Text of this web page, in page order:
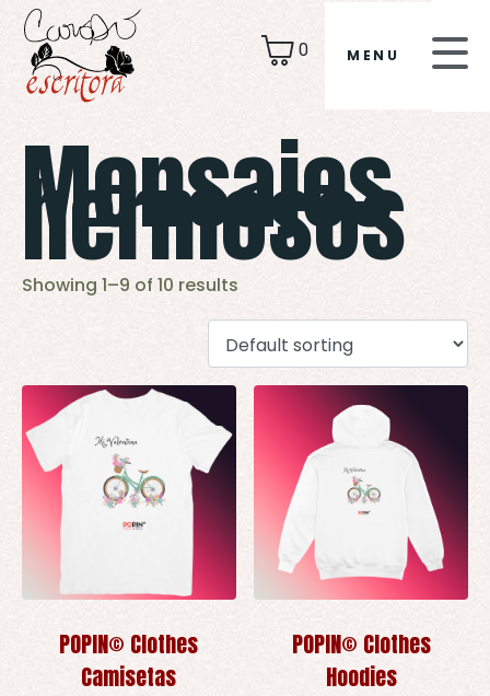
0 MENU
Mensajes
hermosos
Showing 1–9 of 10 results
POPIN© Clothes
Camisetas
POPIN© Clothes
Hoodies